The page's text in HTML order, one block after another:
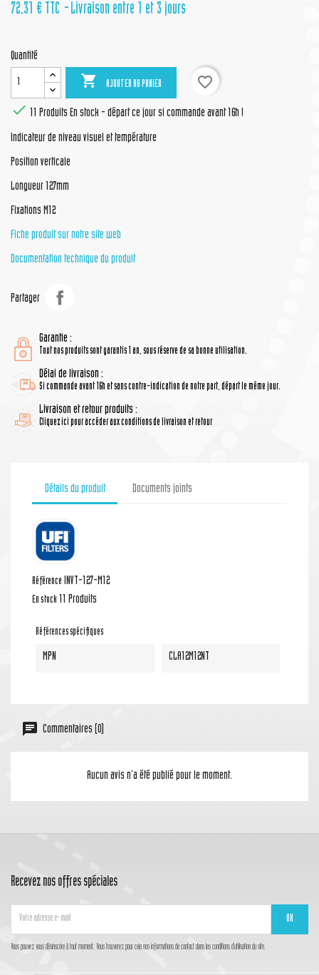
72,31 € TTC Livraison entre 1 et 3 jours
Quantité
 AJOUTER AU PANIER
favorite_border
 11 Produits En stock - départ ce jour si commande avant 16h !
Indicateur de niveau visuel et température
Position verticale
Longueur 127mm
Fixations M12
Fiche produit sur notre site web
Documentation technique du produit
Partager
Garantie :
Tout nos produits sont garantis 1 an, sous réserve de sa bonne utilisation.
Délai de livraison :
Si commande avant 16h et sans contre-indication de notre part, départ le même jour.
Livraison et retour produits :
Cliquez ici pour accéder aux conditions de livraison et retour
Détails du produit Documents joints
Référence INVT-127-M12
En stock11 Produits
Références spécifiques
MPN CLA12M12NT
Commentaires (0)
Aucun avis n'a été publié pour le moment.
Recevez nos offres spéciales
Vous pouvez vous désinscrire à tout moment. Vous trouverez pour cela nos informations de contact dans les conditions d'utilisation du site.